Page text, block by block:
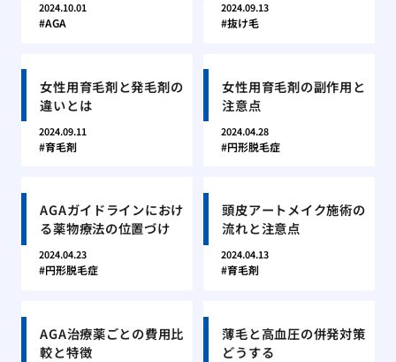
2024.10.01
AGA
2024.09.13
抜け毛
女性用育毛剤と発毛剤の
違いとは
2024.09.11
育毛剤
女性用育毛剤の副作用と
注意点
2024.04.28
円形脱毛症
AGAガイドラインにおけ
る薬物療法の位置づけ
2024.04.23
円形脱毛症
頭皮アートメイク施術の
流れと注意点
2024.04.13
育毛剤
AGA治療薬ごとの費用比
較と特徴
薄毛と高血圧の併発対策
どうする